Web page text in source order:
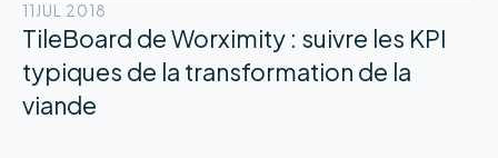
11 JUL 2018
TileBoard de Worximity : suivre les KPI
typiques de la transformation de la
viande